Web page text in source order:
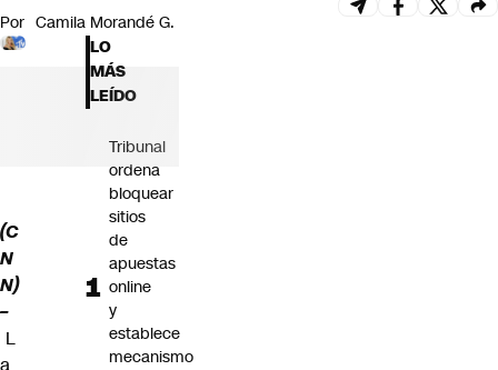
Por Camila Morandé G.
(C
N
N)
–
L
a
LO
MÁS
LEÍDO
Tribunal
ordena
bloquear
sitios
de
apuestas
online
y
establece
mecanismo